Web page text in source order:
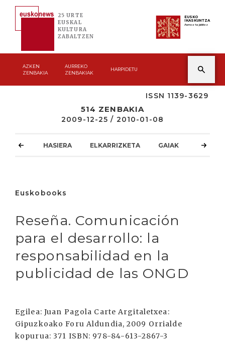
25 URTE
EUSKAL
KULTURA
ZABALTZEN
EUSKO
IKASKUNTZA
Asmoz ta jakitez
AZKEN
ZENBAKIA
AURREKO
ZENBAKIAK
HARPIDETU
ISSN 1139-3629
514 ZENBAKIA
2009-12-25 / 2010-01-08
HASIERA ELKARRIZKETA GAIAK
Euskobooks
Reseña. Comunicación
para el desarrollo: la
responsabilidad en la
publicidad de las ONGD
Egilea: Juan Pagola Carte Argitaletxea:
Gipuzkoako Foru Aldundia, 2009 Orrialde
kopurua: 371 ISBN: 978-84-613-2867-3